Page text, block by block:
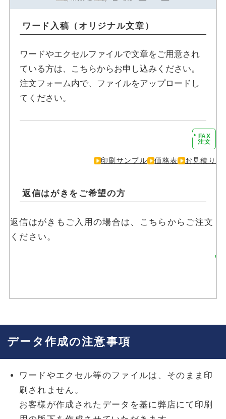
ワード入稿（オリジナル文章）
ワードやエクセルファイルで文章をご用意され
ている方は、こちらからお申し込みください。
注文フォーム内で、ファイルをアップロードし
てください。
FAX
注文
印刷サンプル 価格表 お見積り
返信はがきをご希望の方
返信はがきもご入用の場合は、こちらからご注文
ください。
データ作成の注意事項
ワードやエクセル等のファイルは、そのまま印
刷されません。
お客様が作成されたデータを基に弊店にて印刷